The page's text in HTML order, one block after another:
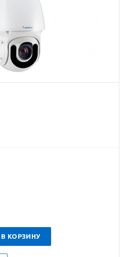
В КОРЗИНУ